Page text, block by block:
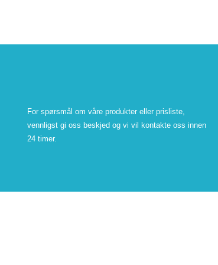
For spørsmål om våre produkter eller prisliste,
vennligst gi oss beskjed og vi vil kontakte oss innen
24 timer.